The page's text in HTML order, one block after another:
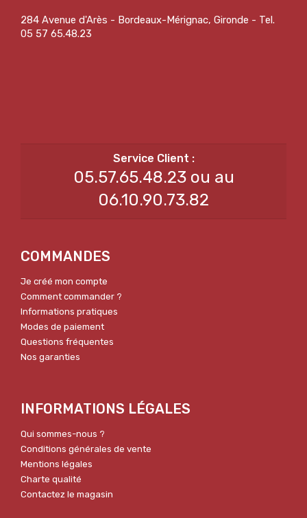
284 Avenue d'Arès - Bordeaux-Mérignac, Gironde - Tel.
05 57 65.48.23
05.57.65.48.23 ou au
06.10.90.73.82
COMMANDES
Je créé mon compte
Comment commander ?
Informations pratiques
Modes de paiement
Questions fréquentes
Nos garanties
INFORMATIONS LÉGALES
Qui sommes-nous ?
Conditions générales de vente
Mentions légales
Charte qualité
Contactez le magasin